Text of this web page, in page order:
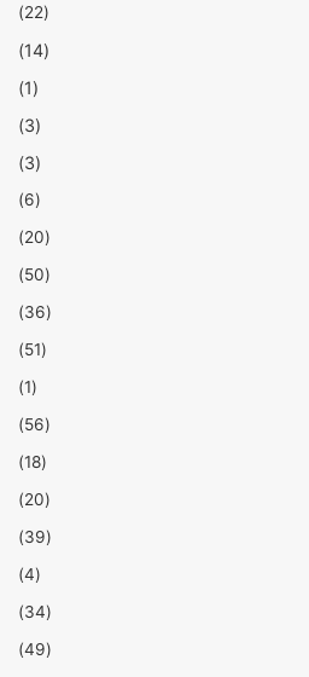
(22)
(14)
(1)
(3)
(3)
(6)
(20)
(50)
(36)
(51)
(1)
(56)
(18)
(20)
(39)
(4)
(34)
(49)